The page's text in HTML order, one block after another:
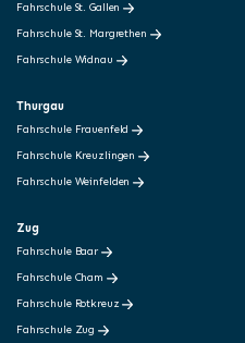
Fahrschule St. Gallen
Fahrschule St. Margrethen
Fahrschule Widnau
Thurgau
Fahrschule Frauenfeld
Fahrschule Kreuzlingen
Fahrschule Weinfelden
Zug
Fahrschule Baar
Fahrschule Cham
Fahrschule Rotkreuz
Fahrschule Zug